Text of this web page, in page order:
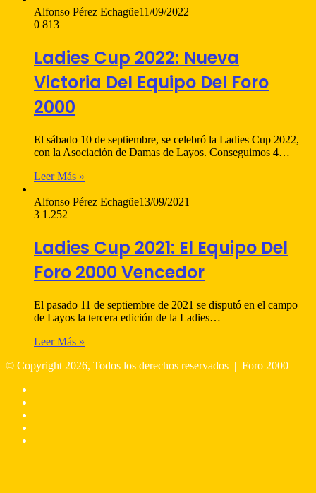
Alfonso Pérez Echagüe11/09/2022
0 813
Ladies Cup 2022: Nueva
Victoria Del Equipo Del Foro
2000
El sábado 10 de septiembre, se celebró la Ladies Cup 2022,
con la Asociación de Damas de Layos. Conseguimos 4…
Leer Más »
Alfonso Pérez Echagüe13/09/2021
3 1.252
Ladies Cup 2021: El Equipo Del
Foro 2000 Vencedor
El pasado 11 de septiembre de 2021 se disputó en el campo
de Layos la tercera edición de la Ladies…
Leer Más »
© Copyright 2026, Todos los derechos reservados | Foro 2000